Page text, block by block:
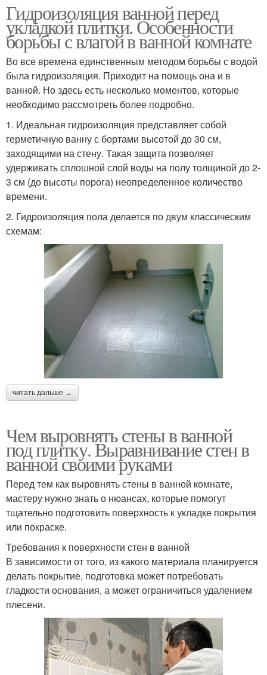
Гидроизоляция ванной перед
укладкой плитки. Особенности
борьбы с влагой в ванной комнате
Во все времена единственным методом борьбы с водой
была гидроизоляция. Приходит на помощь она и в
ванной. Но здесь есть несколько моментов, которые
необходимо рассмотреть более подробно.
1. Идеальная гидроизоляция представляет собой
герметичную ванну с бортами высотой до 30 см,
заходящими на стену. Такая защита позволяет
удерживать сплошной слой воды на полу толщиной до 2-
3 см (до высоты порога) неопределенное количество
времени.
2. Гидроизоляция пола делается по двум классическим
схемам:
читать дальше →
Чем выровнять стены в ванной
под плитку. Выравнивание стен в
ванной своими руками
Перед тем как выровнять стены в ванной комнате,
мастеру нужно знать о нюансах, которые помогут
тщательно подготовить поверхность к укладке покрытия
или покраске.
Требования к поверхности стен в ванной
В зависимости от того, из какого материала планируется
делать покрытие, подготовка может потребовать
гладкости основания, а может ограничиться удалением
плесени.